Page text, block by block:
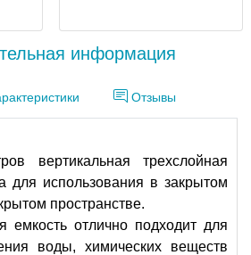
информация
Отзывы
вертикальная трехслойная
для использования в закрытом
пространстве.
емкость отлично подходит для
воды, химических веществ